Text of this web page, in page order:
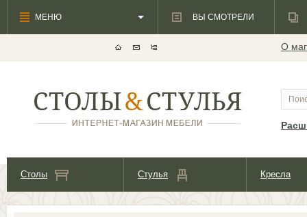
О
Столы Стулья Кресла
МЕНЮ ВЫ СМОТРЕЛИ